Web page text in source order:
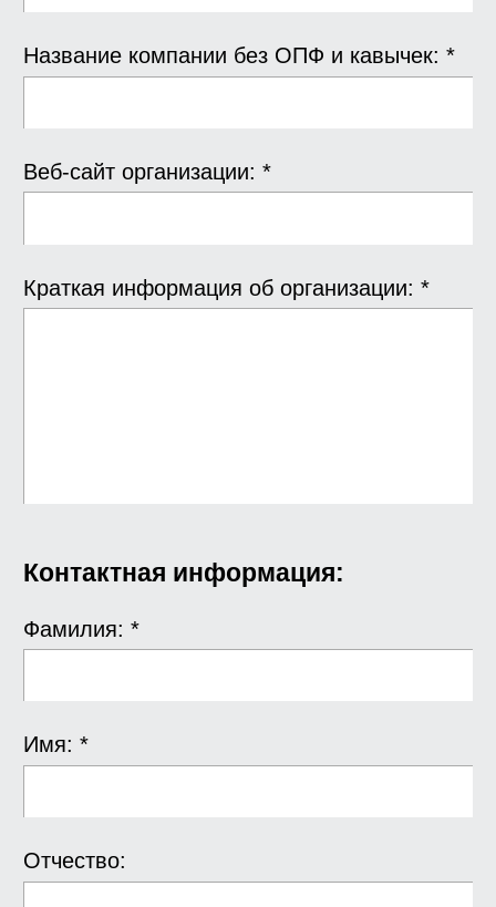
Название компании без ОПФ и кавычек: *
Веб-сайт организации: *
Краткая информация об организации: *
Контактная информация:
Фамилия: *
Имя: *
Отчество: